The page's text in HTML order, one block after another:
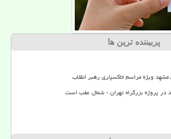
پربیننده ترین ها
مشهد ویژه مراسم خاکسپاری رهبر انقلاب